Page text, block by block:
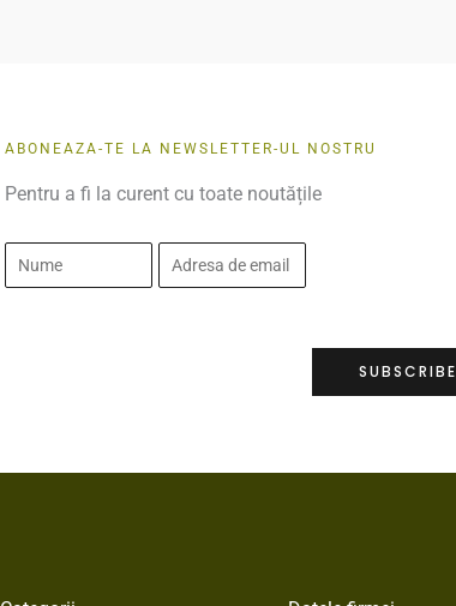
ABONEAZA-TE LA NEWSLETTER-UL NOSTRU
Pentru a fi la curent cu toate noutățile
u
m
SUBSCRIBE